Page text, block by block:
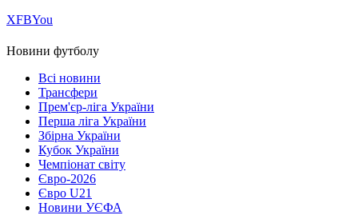
ХFBYou
Новини футболу
Всі новини
Трансфери
Прем'єр-ліга України
Перша ліга України
Збірна України
Кубок України
Чемпіонат світу
Євро-2026
Євро U21
Новини УЄФА